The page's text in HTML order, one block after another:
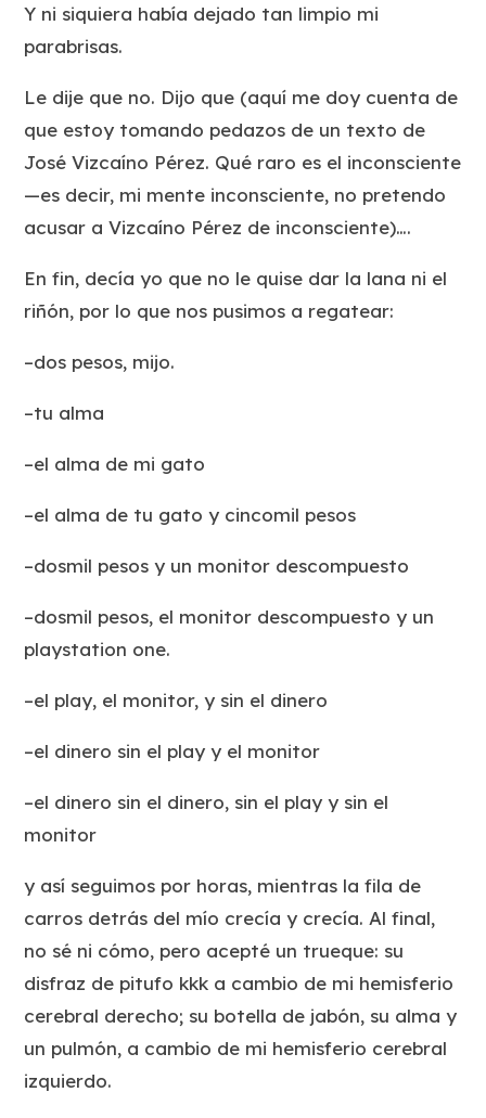
Y ni siquiera había dejado tan limpio mi
parabrisas.
Le dije que no. Dijo que (aquí me doy cuenta de
que estoy tomando pedazos de un texto de
José Vizcaíno Pérez. Qué raro es el inconsciente
—es decir, mi mente inconsciente, no pretendo
acusar a Vizcaíno Pérez de inconsciente)….
En fin, decía yo que no le quise dar la lana ni el
riñón, por lo que nos pusimos a regatear:
–dos pesos, mijo.
–tu alma
–el alma de mi gato
–el alma de tu gato y cincomil pesos
–dosmil pesos y un monitor descompuesto
–dosmil pesos, el monitor descompuesto y un
playstation one.
–el play, el monitor, y sin el dinero
–el dinero sin el play y el monitor
–el dinero sin el dinero, sin el play y sin el
monitor
y así seguimos por horas, mientras la fila de
carros detrás del mío crecía y crecía. Al final,
no sé ni cómo, pero acepté un trueque: su
disfraz de pitufo kkk a cambio de mi hemisferio
cerebral derecho; su botella de jabón, su alma y
un pulmón, a cambio de mi hemisferio cerebral
izquierdo.